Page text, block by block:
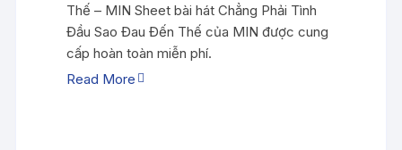
Thế – MIN Sheet bài hát Chẳng Phải Tình
Đầu Sao Đau Đến Thế của MIN được cung
cấp hoàn toàn miễn phí.
Read More